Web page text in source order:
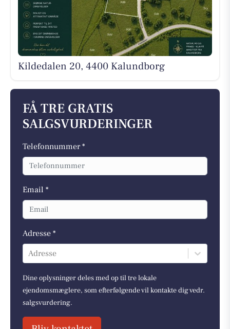
Kildedalen 20, 4400 Kalundborg
FÅ TRE GRATIS
SALGSVURDERINGER
Telefonnummer *
Email *
Adresse *
Adresse
Dine oplysninger deles med op til tre lokale
ejendomsmæglere, som efterfølgende vil kontakte dig vedr.
salgsvurdering.